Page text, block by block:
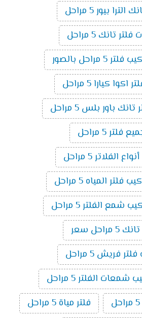
الترا بيور 5 مراحل
تانك 5 مراحل
5 مراحل بالصور
كيارا 5 مراحل
باور بلس 5 مراحل
فلتر 5 مراحل
الفلاتر 5 مراحل
المياه 5 مراحل
شمع الفلتر 5 مراحل
5 مراحل سعر
فريش 5 مراحل
الفلتر 5 مراحل
فلتر مياة 5 مراحل